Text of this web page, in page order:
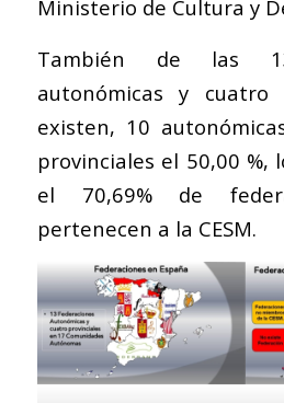
Ministerio de Cultura y
También de las
autonómicas y cuatro
existen, 10
provinciales el 50,00 %,
el 70,69% de
pertenecen a la CESM.